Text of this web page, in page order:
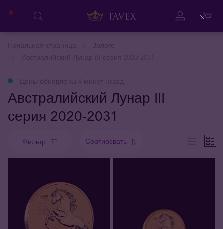
Австралийский Лунар III
серия 2020-2031
Фильтр Сортировать
Close